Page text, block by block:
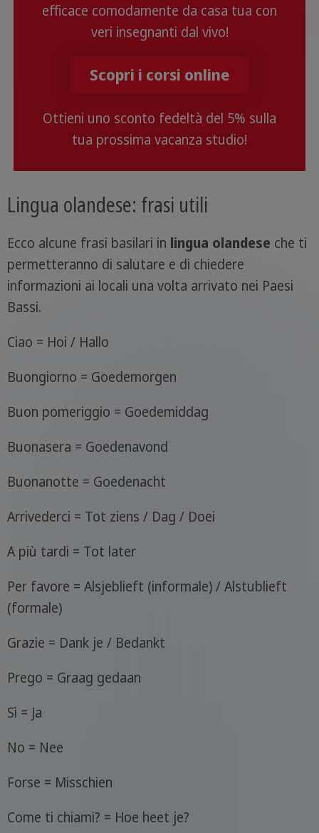
efficace comodamente da casa tua con
veri insegnanti dal vivo!
Scopri i corsi online
Ottieni uno sconto fedeltà del 5% sulla
tua prossima vacanza studio!
Lingua olandese: frasi utili
Ecco alcune frasi basilari in lingua olandese che ti
permetteranno di salutare e di chiedere
informazioni ai locali una volta arrivato nei Paesi
Bassi.
Ciao = Hoi / Hallo
Buongiorno = Goedemorgen
Buon pomeriggio = Goedemiddag
Buonasera = Goedenavond
Buonanotte = Goedenacht
Arrivederci = Tot ziens / Dag / Doei
A più tardi = Tot later
Per favore = Alsjeblieft (informale) / Alstublieft
(formale)
Grazie = Dank je / Bedankt
Prego = Graag gedaan
Sì = Ja
No = Nee
Forse = Misschien
Come ti chiami? = Hoe heet je?